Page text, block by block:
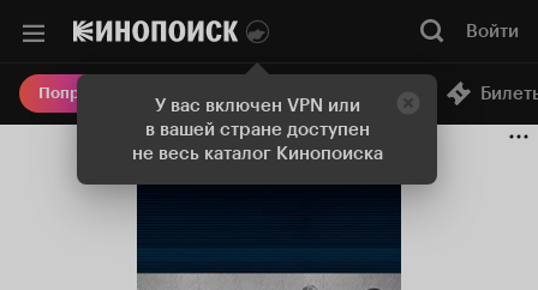
У вас включен VPN или
в вашей стране доступен
не весь каталог Кинопоиска
Войти
Попробовать Плюс Онлайн-кинотеатр